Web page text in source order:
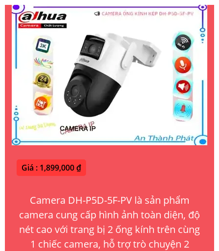
Giá : 1,899,000 ₫
Camera DH-P5D-5F-PV là sản phẩm
camera cung cấp hình ảnh toàn diện, độ
nét cao với trang bị 2 ống kính trên cùng
1 chiếc camera, hỗ trợ trò chuyện 2